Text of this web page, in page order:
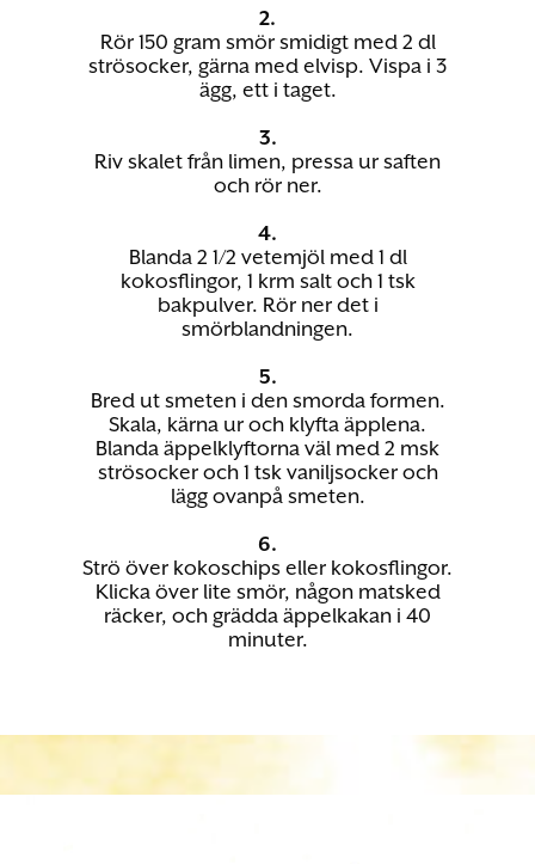
2.
Rör 150 gram smör smidigt med 2 dl
strösocker, gärna med elvisp. Vispa i 3
ägg, ett i taget.
3.
Riv skalet från limen, pressa ur saften
och rör ner.
4.
Blanda 2 1/2 vetemjöl med 1 dl
kokosflingor, 1 krm salt och 1 tsk
bakpulver. Rör ner det i
smörblandningen.
5.
Bred ut smeten i den smorda formen.
Skala, kärna ur och klyfta äpplena.
Blanda äppelklyftorna väl med 2 msk
strösocker och 1 tsk vaniljsocker och
lägg ovanpå smeten.
6.
Strö över kokoschips eller kokosflingor.
Klicka över lite smör, någon matsked
räcker, och grädda äppelkakan i 40
minuter.